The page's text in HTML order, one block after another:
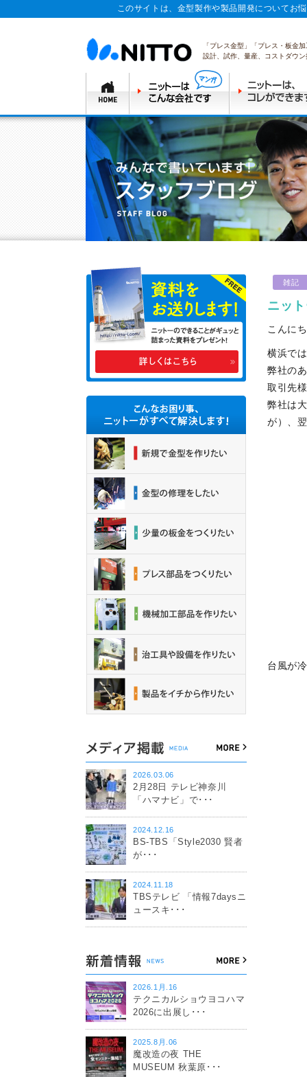
このサイトは、金型製作や製品開発についてお
「プレス金型」「プレス・板金
設計、試作、量産、コストダウ
雑記
ニッ
こんに
横浜で
弊社の
取引先
弊社は
が）、
台風が
2026.03.06
2月28日 テレビ神奈川
「ハマナビ」で･･･
2024.12.16
BS-TBS「Style2030 賢者
が･･･
2024.11.18
TBSテレビ 「情報7daysニ
ュースキ･･･
2026.1月.16
テクニカルショウヨコハマ
2026に出展し･･･
2025.8月.06
魔改造の夜 THE
MUSEUM 秋葉原･･･